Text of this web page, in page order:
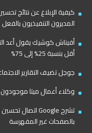
المديرون التنفيذيون بالفعل
أفيناش كوشيك يقول أعد
أقل بنسبة 25% إلى 75%
جوجل تضيف التقارير
وكلاء أعمال ميتا
بالصفحات غير المفهرسة